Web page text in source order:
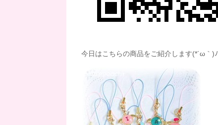
今日はこちらの商品をご紹介します(*´ω｀)ﾉ